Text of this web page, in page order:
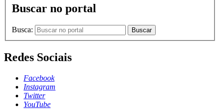
Buscar no portal
Busca: Buscar
Redes Sociais
Facebook
Instagram
Twitter
YouTube